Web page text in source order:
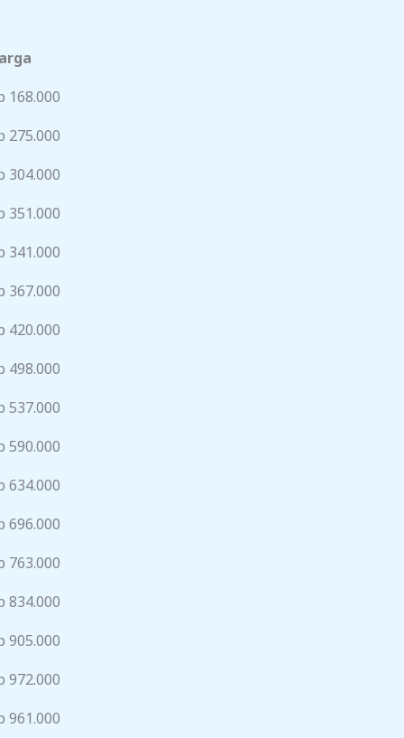
168.000
275.000
304.000
351.000
341.000
367.000
420.000
498.000
537.000
590.000
634.000
696.000
763.000
834.000
905.000
972.000
961.000